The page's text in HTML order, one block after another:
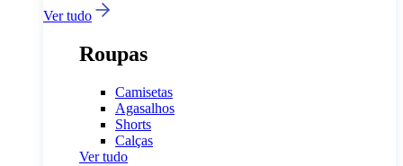
Ver tudo
Roupas
Camisetas
Agasalhos
Shorts
Calças
Ver tudo